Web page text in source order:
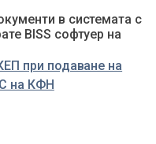
в системата с
BISS софтуер на
при подаване на
на КФН